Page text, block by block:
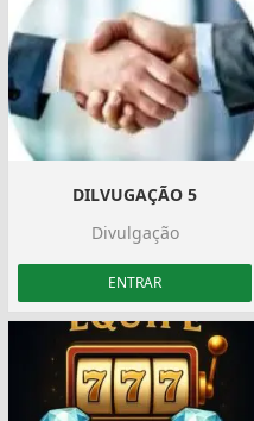
DILVUGAÇÃO 5
Divulgação
ENTRAR